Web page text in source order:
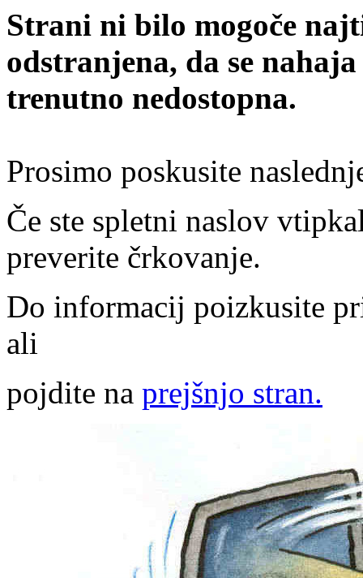
Strani ni bilo mogoče
odstranjena, da se
trenutno nedostopna.
Prosimo poskusite
Če ste spletni naslov
preverite črkovanje.
Do informacij poizkusite
ali
pojdite na prejšnjo stran.